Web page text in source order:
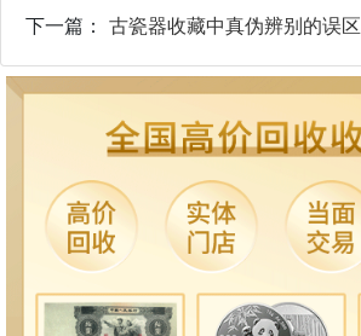
下一篇： 古瓷器收藏中真伪辨别的误区